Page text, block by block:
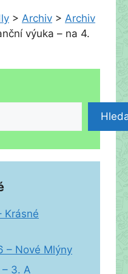
> Archiv > Archiv
výuka – na 4.
Krásné
– Nové Mlýny
3. A